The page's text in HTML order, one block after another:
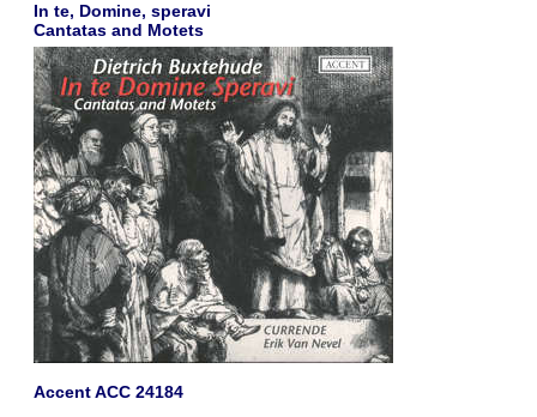
In te, Domine, speravi
Cantatas and Motets
Accent ACC 24184